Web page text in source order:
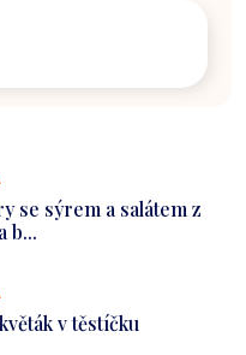
se sýrem a salátem z
b...
v těstíčku